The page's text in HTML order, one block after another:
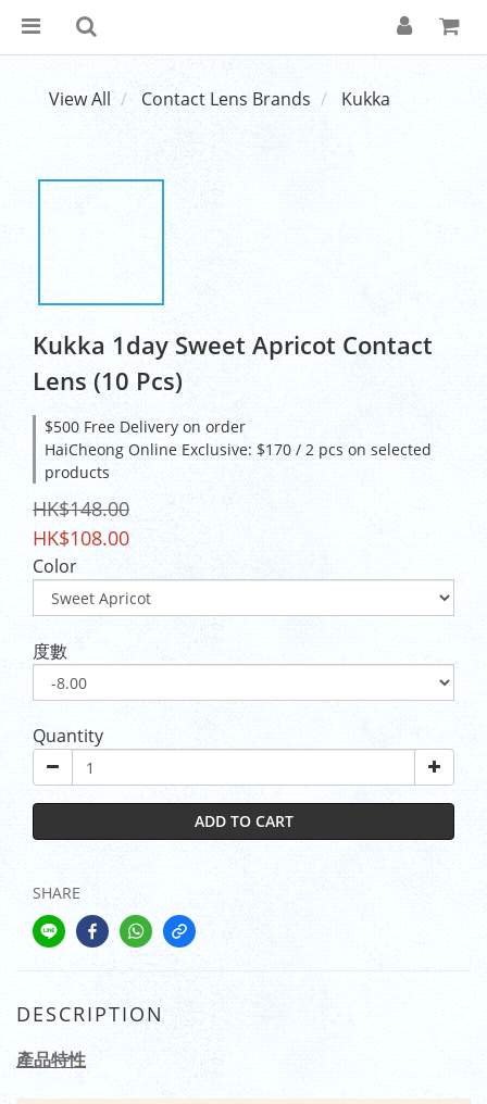
View All Contact Lens Brands Kukka
Kukka 1day Sweet Apricot Contact
Lens (10 Pcs)
$500 Free Delivery on order
HaiCheong Online Exclusive: $170 / 2 pcs on selected
products
HK$148.00
HK$108.00
Color
度數
Quantity
ADD TO CART
SHARE
DESCRIPTION
產品特性